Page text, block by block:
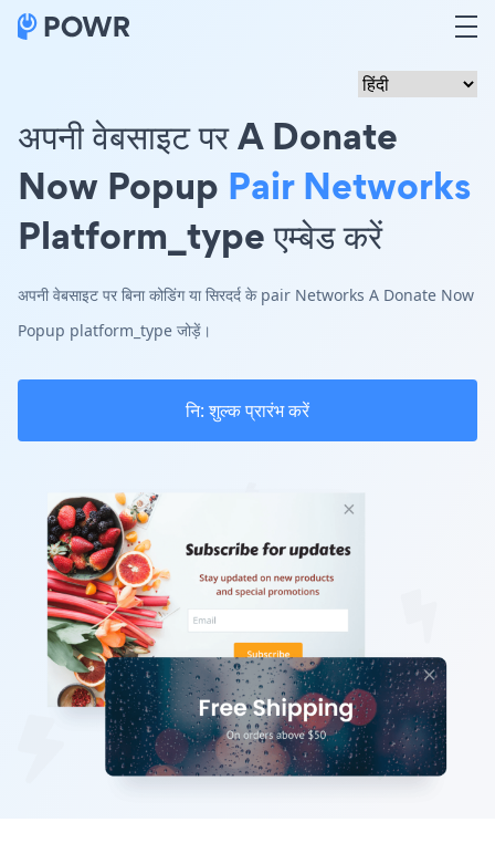
अपनी वेबसाइट पर A Donate
Now Popup Pair Networks
Platform_type एम्बेड करें
अपनी वेबसाइट पर बिना कोडिंग या सिरदर्द के pair Networks A Donate Now
Popup platform_type जोड़ें।
नि: शुल्क प्रारंभ करें